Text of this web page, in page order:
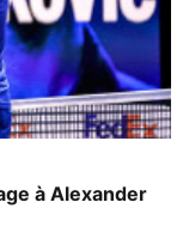
à Alexander